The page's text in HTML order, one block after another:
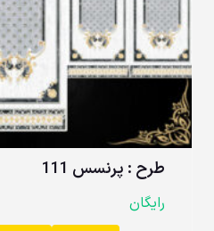
طرح : پرنسس 111
رایگان